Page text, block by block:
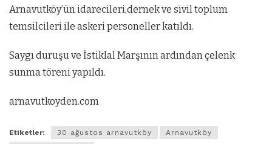
Arnavutköy’ün idarecileri,dernek ve sivil toplum
temsilcileri ile askeri personeller katıldı.
Saygı duruşu ve İstiklal Marşının ardından çelenk
sunma töreni yapıldı.
arnavutkoyden.com
Etiketler: 30 ağustos arnavutköy
Arnavutköy